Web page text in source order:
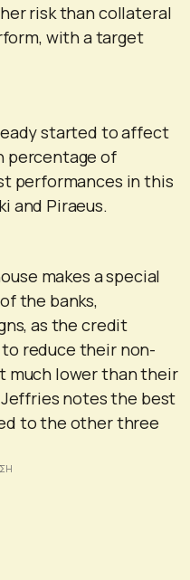
risk than collateral
with a target
started to affect
percentage of
performances in this
and Piraeus.
makes a special
the banks,
as the credit
reduce their non-
much lower than their
notes the best
to the other three